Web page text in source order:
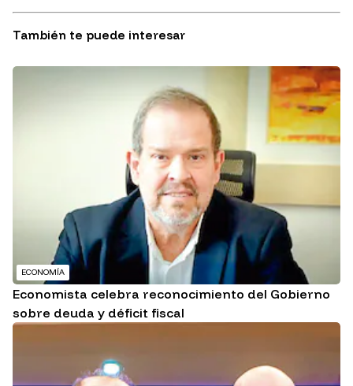
También te puede interesar
ECONOMÍA
Economista celebra reconocimiento del Gobierno
sobre deuda y déficit fiscal